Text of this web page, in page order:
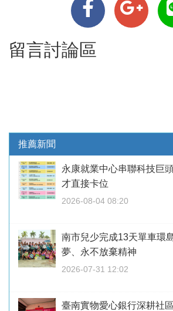
留言討論區
推薦新聞
永康就業中心串聯科技巨
才直接卡位
2026-08-04 08:20
南市兒少完成13天單車環
夢、永不放棄精神
2026-07-31 12:02
臺南實物愛心銀行深耕社